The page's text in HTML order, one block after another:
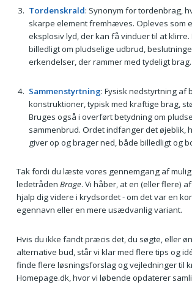
Tordenskrald: Synonym for tordenbrag,
skarpe element fremhæves. Opleves som
eksplosiv lyd, der kan få vinduer til at klirre.
billedligt om pludselige udbrud,
erkendelser, der rammer med tydeligt brag.
Sammenstyrtning: Fysisk nedstyrtning af
konstruktioner, typisk med kraftige brag,
Bruges også i overført betydning om
sammenbrud. Ordet indfanger det øjeblik,
giver op og brager ned, både billedligt og
Tak fordi du læste vores gennemgang af
ledetråden Brage. Vi håber, at en (eller flere)
hjalp dig videre i krydsordet - om det var en
egennavn eller en mere usædvanlig variant.
Hvis du ikke fandt præcis det, du søgte, eller
alternative bud, står vi klar med flere tips og
finde flere løsningsforslag og vejledninger til
Homepage.dk, hvor vi løbende opdaterer